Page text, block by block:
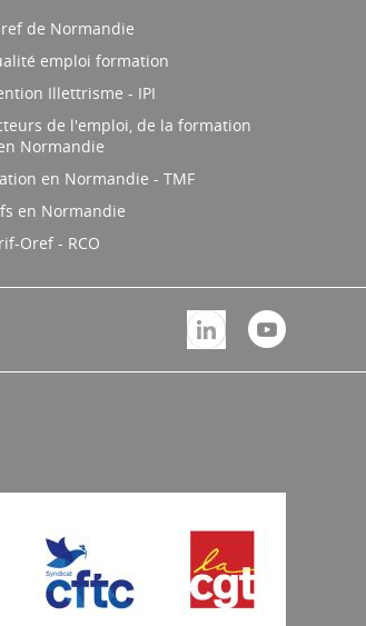
de Normandie
emploi formation
Illettrisme - IPI
de l'emploi, de la formation
Normandie
en Normandie - TMF
en Normandie
Oref - RCO